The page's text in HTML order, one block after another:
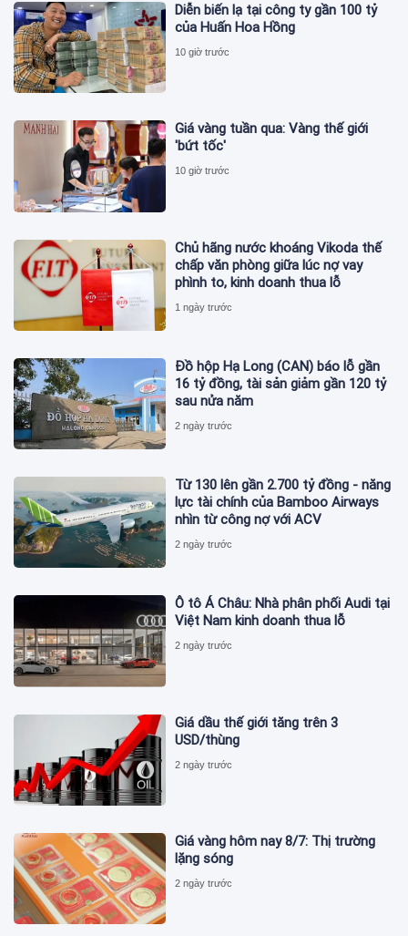
Diễn biến lạ tại công ty gần 100 tỷ
của Huấn Hoa Hồng
10 giờ trước
Giá vàng tuần qua: Vàng thế giới
'bứt tốc'
10 giờ trước
Chủ hãng nước khoáng Vikoda thế
chấp văn phòng giữa lúc nợ vay
phình to, kinh doanh thua lỗ
1 ngày trước
Đồ hộp Hạ Long (CAN) báo lỗ gần
16 tỷ đồng, tài sản giảm gần 120 tỷ
sau nửa năm
2 ngày trước
Từ 130 lên gần 2.700 tỷ đồng - năng
lực tài chính của Bamboo Airways
nhìn từ công nợ với ACV
2 ngày trước
Ô tô Á Châu: Nhà phân phối Audi tại
Việt Nam kinh doanh thua lỗ
2 ngày trước
Giá dầu thế giới tăng trên 3
USD/thùng
2 ngày trước
Giá vàng hôm nay 8/7: Thị trường
lặng sóng
2 ngày trước